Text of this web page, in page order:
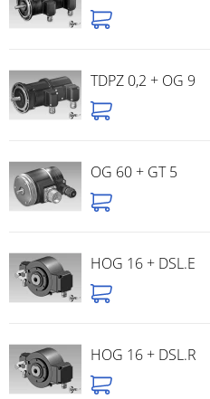
TDPZ 0,2 + OG 9
OG 60 + GT 5
HOG 16 + DSL.E
HOG 16 + DSL.R